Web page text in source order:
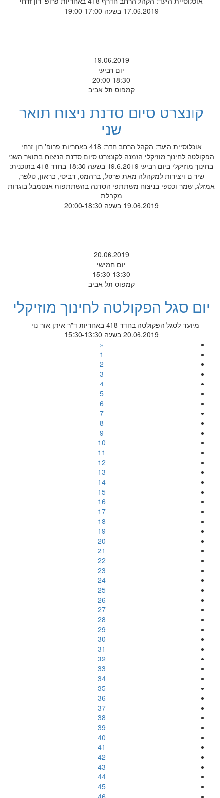
17.06.2019 בשעה 19:00-17:00
19.06.2019
יום רביעי
20:00-18:30
קמפוס תל אביב
קונצרט סיום סדנת ניצוח תואר
שני
אוכלוסיית היעד: הקהל הרחב חדר: 418 באחריות פרופ' רון זרחי
הפקולטה לחינוך מוזיקלי הזמנה לקונצרט סיום סדנת הניצוח בתואר השני
בחינוך מוזיקלי ביום רביעי 19.6.2019 בשעה 18:30 בחדר 418 בתוכנית:
שירים ויצירות למקהלה מאת פרסל, ברהמס, דביסי, בראון, טלפר,
אמזלג, שמר וכספי בניצוח משתתפי הסדנה בהשתתפות אנסמבל בוגרות
מקהלת
19.06.2019 בשעה 20:00-18:30
20.06.2019
יום חמישי
15:30-13:30
קמפוס תל אביב
יום סגל הפקולטה לחינוך מוזיקלי
מיועד לסגל הפקולטה בחדר 418 באחריות ד"ר איתן אור-נוי
20.06.2019 בשעה 15:30-13:30
«
1
2
3
4
5
6
7
8
9
10
11
12
13
14
15
16
17
18
19
20
21
22
23
24
25
26
27
28
29
30
31
32
33
34
35
36
37
38
39
40
41
42
43
44
45